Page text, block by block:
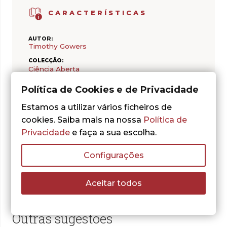
CARACTERÍSTICAS
AUTOR:
Timothy Gowers
COLECÇÃO:
Ciência Aberta
978-989-616-262-7
DATA DE PUBLICAÇÃO:
PÁGINAS:
176
Outras sugestões
Política de Cookies e de Privacidade
Estamos a utilizar vários ficheiros de
cookies. Saiba mais na nossa Política de
Privacidade e faça a sua escolha.
Configurações
Aceitar todos